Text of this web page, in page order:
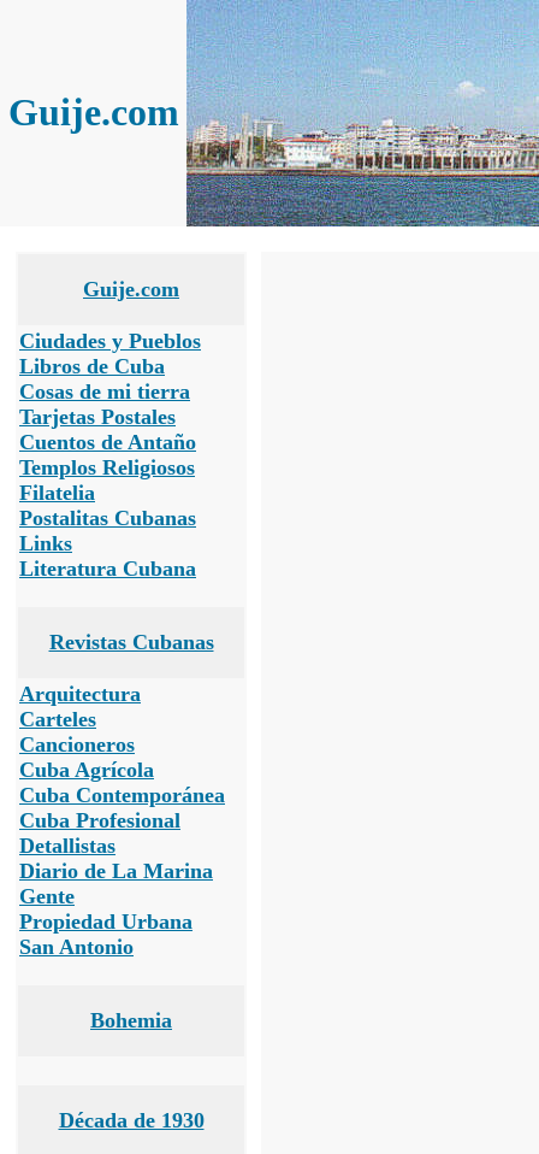
Guije.com
Guije.com
Ciudades y Pueblos
Libros de Cuba
Cosas de mi tierra
Tarjetas Postales
Cuentos de Antaño
Templos Religiosos
Filatelia
Postalitas Cubanas
Links
Literatura Cubana
Revistas Cubanas
Arquitectura
Carteles
Cancioneros
Cuba Agrícola
Cuba Contemporánea
Cuba Profesional
Detallistas
Diario de La Marina
Gente
Propiedad Urbana
San Antonio
Bohemia
Década de 1930